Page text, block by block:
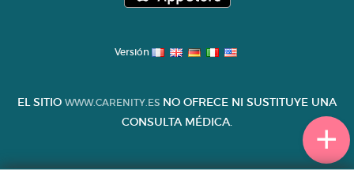
Versión
EL SITIO WWW.CARENITY.ES NO OFRECE NI SUSTITUYE UNA
CONSULTA MÉDICA.